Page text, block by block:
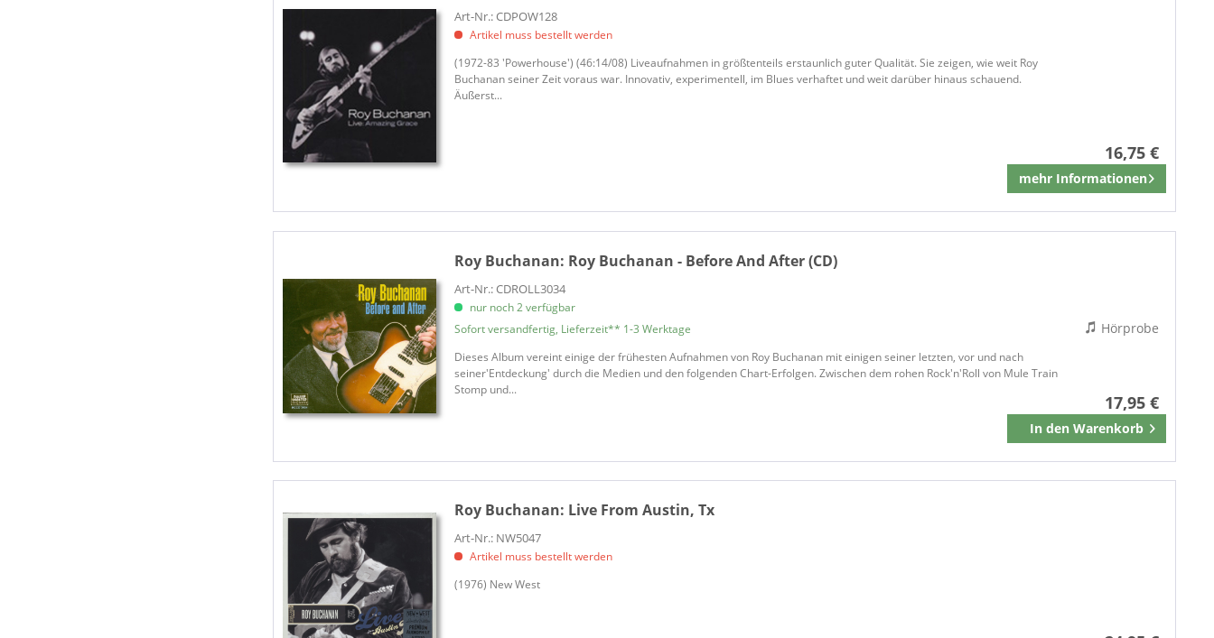
Art-Nr.: CDPOW128
Artikel muss bestellt werden
(1972-83 'Powerhouse') (46:14/08) Liveaufnahmen in größtenteils erstaunlich guter Qualität. Sie zeigen, wie weit Roy
Buchanan seiner Zeit voraus war. Innovativ, experimentell, im Blues verhaftet und weit darüber hinaus schauend.
Äußerst...
16,75 €
mehr Informationen
Merken
Roy Buchanan: Roy Buchanan - Before And After (CD)
Art-Nr.: CDROLL3034
nur noch 2 verfügbar
Sofort versandfertig, Lieferzeit** 1-3 Werktage
Dieses Album vereint einige der frühesten Aufnahmen von Roy Buchanan mit einigen seiner letzten, vor und nach
seiner'Entdeckung' durch die Medien und den folgenden Chart-Erfolgen. Zwischen dem rohen Rock'n'Roll von Mule Train
Stomp und...
17,95 €
In den Warenkorb
Merken
Hörprobe
Roy Buchanan: Live From Austin, Tx
Art-Nr.: NW5047
Artikel muss bestellt werden
(1976) New West